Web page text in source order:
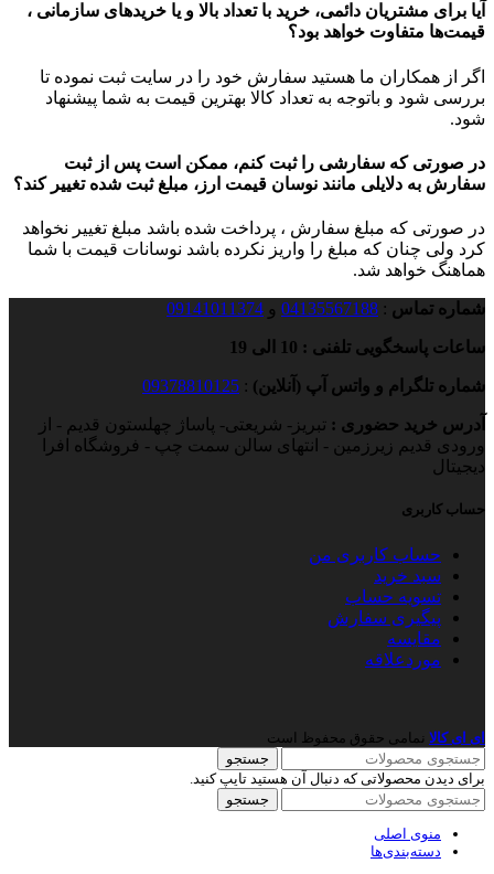
آیا برای مشتریان دائمی، خرید با تعداد بالا و یا خریدهای سازمانی ،
قیمت‌‏ها متفاوت خواهد بود؟
اگر از همکاران ما هستید سفارش خود را در سایت ثبت نموده تا
بررسی شود و باتوجه به تعداد کالا بهترین قیمت به شما پیشنهاد
شود.
در صورتی که سفارشی را ثبت کنم، ممکن است پس از ثبت
سفارش به دلایلی مانند نوسان قیمت ارز، مبلغ ثبت شده تغییر کند؟
در صورتی که مبلغ سفارش ، پرداخت شده باشد مبلغ تغییر نخواهد
کرد ولی چنان که مبلغ را واریز نکرده باشد نوسانات قیمت با شما
هماهنگ خواهد شد.
شماره تماس :
04135567188 و 09141011374
ساعات پاسخگویی تلفنی : 10 الی 19
شماره تلگرام و واتس آپ (آنلاین) :
09378810125
آدرس خرید حضوری : تبریز- شریعتی- پاساژ چهلستون قدیم - از
ورودی قدیم زیرزمین - انتهای سالن سمت چپ - فروشگاه افرا
دیجیتال
حساب کاربری
حساب کاربری من
سبد خرید
تسویه حساب
پیگیری سفارش
مقایسه
موردعلاقه
ای ای کالا نمامی حقوق محفوظ است
جستجو
برای دیدن محصولاتی که دنبال آن هستید تایپ کنید.
جستجو
منوی اصلی
دسته‌بندی‌ها